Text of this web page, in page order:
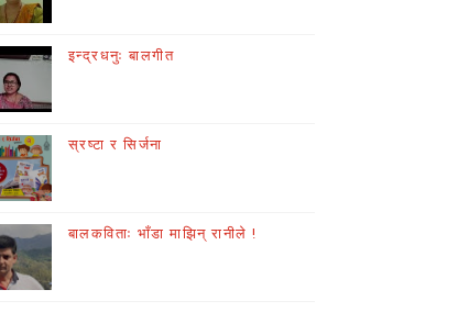
इन्द्रधनुः बालगीत
स्रष्टा र सिर्जना
बालकविताः भाँडा माझिन् रानीले !